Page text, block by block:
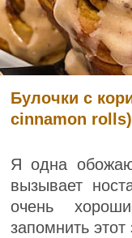
Булочки с
cinnamon rolls)
Я одна
вызывает
очень
запомнить